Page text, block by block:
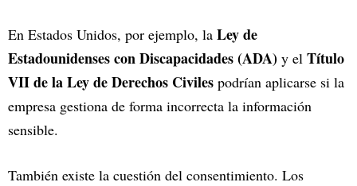
En Estados Unidos, por ejemplo, la Ley de
Estadounidenses con Discapacidades (ADA) y el Título
VII de la Ley de Derechos Civiles podrían aplicarse si la
empresa gestiona de forma incorrecta la información
sensible.
También existe la cuestión del consentimiento. Los